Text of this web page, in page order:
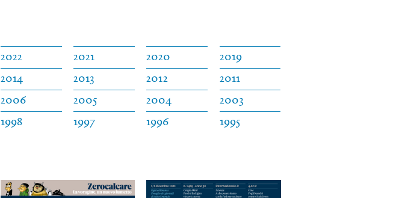
2022 2021 2020
2019
2014 2013 2012
2011
2006 2005 2004
2003
1998 1997 1996
1995